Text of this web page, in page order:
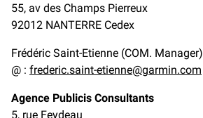
55, av des Champs Pierreux
92012 NANTERRE Cedex
Frédéric Saint-Etienne (COM. Manager)
@ : frederic.saint-etienne@garmin.com
Agence Publicis Consultants
5, rue Feydeau